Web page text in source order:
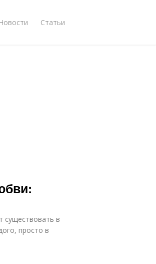
Новости Статьи
существовать в
просто в